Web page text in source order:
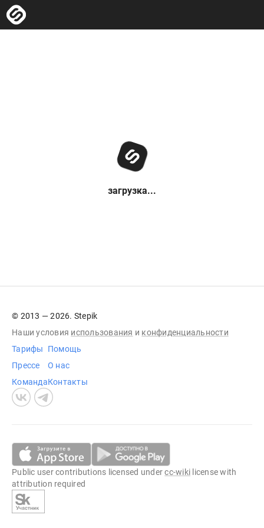
загрузка...
© 2013 — 2026. Stepik
Наши условия использования и конфиденциальности
Тарифы
Прессе
Команда
Помощь
О нас
Контакты
Public user contributions licensed undercc-wiki license with
attribution required